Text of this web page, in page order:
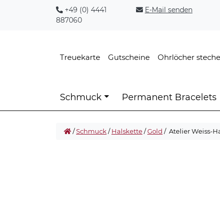
+49 (0) 4441
887060
E-Mail senden
Treuekarte Gutscheine Ohrlöcher
Schmuck Permanent Bracelets
/Schmuck/Halskette/Gold / Atelier Weiss-